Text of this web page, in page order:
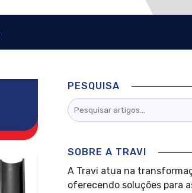
PESQUISA
SOBRE A TRAVI
A Travi atua na
oferecendo soluções para